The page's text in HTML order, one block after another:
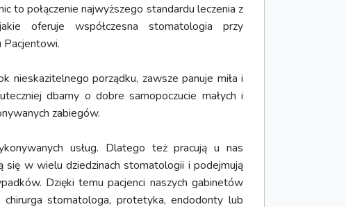
to połączenie najwyższego standardu leczenia z
oferuje współczesna stomatologia przy
Pacjentowi.
nieskazitelnego porządku, zawsze panuje miła i
dbamy o dobre samopoczucie małych i
zabiegów.
usług. Dlatego też pracują u nas
się w wielu dziedzinach stomatologii i podejmują
Dzięki temu pacjenci naszych gabinetów
stomatologa, protetyka, endodonty lub